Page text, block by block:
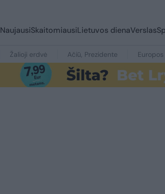
NaujausiSkaitomiausiLietuvos dienaVerslas
Žalioji erdvė Ačiū, Prezidente